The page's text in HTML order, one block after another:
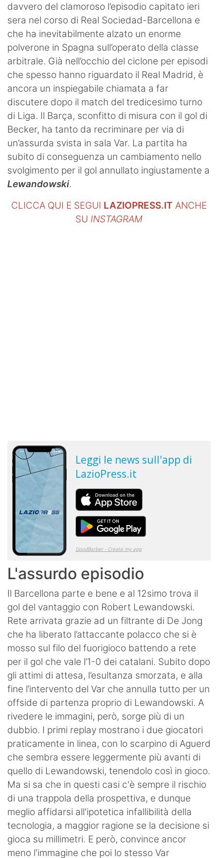
davvero del clamoroso l’episodio capitato ieri
sera nel corso di Real Sociedad-Barcellona e
che ha inevitabilmente alzato un enorme
polverone in Spagna sull’operato della classe
arbitrale. Già nell’occhio del ciclone per episodi
che spesso hanno riguardato il Real Madrid, è
ancora un inspiegabile chiamata a far
discutere dopo il match del tredicesimo turno
di Liga. Il Barça, sconfitto di misura con il gol di
Becker, ha tanto da recriminare per via di
un’assurda svista in sala Var. La partita ha
subito di conseguenza un cambiamento nello
svolgimento per il gol annullato ingiustamente a
Lewandowski.
CLICCA QUI E SEGUI LAZIOPRESS.IT ANCHE
SU INSTAGRAM
L'assurdo episodio
Il Barcellona parte e bene e al 12simo trova il
gol del vantaggio con Robert Lewandowski.
Rete arrivata grazie ad un filtrante di De Jong
che ha liberato l’attaccante polacco che si è
mosso sul filo del fuorigioco battendo a rete
per il gol che vale l’1-0 dei catalani. Subito dopo
gli attimi di attesa, l’esultanza smorzata, e alla
fine l’intervento del Var che annulla tutto per un
offside di partenza proprio di Lewandowski. A
rivedere le immagini, però, sorge più di un
dubbio. I primi replay mostrano i due giocatori
praticamente in linea, con lo scarpino di Aguerd
che sembra essere leggermente più avanti di
quello di Lewandowski, tenendolo così in gioco.
Ma si sa che in questi casi c'è sempre il rischio
di una trappola della prospettiva, e dunque
meglio affidarsi all'ipotetica infallibilità della
tecnologia, a maggior ragione se la decisione si
gioca su millimetri. E però, convince ancor
meno l'immagine che poi lo stesso Var